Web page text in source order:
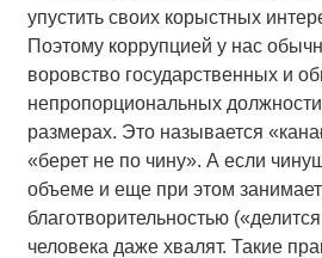
упустить своих корыстных
Поэтому коррупцией у нас
воровство государственных и
непропорциональных
размерах. Это называется
«берет не по чину». А если
объеме и еще при этом
благотворительностью
человека даже хвалят. Такие